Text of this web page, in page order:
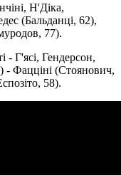
Н'Діка,
(Бальданці, 62),
77).
- Г'ясі, Гендерсон,
- Фацціні (Стоянович,
58).